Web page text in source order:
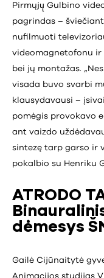
Pirmųjų̨ Gulbino
pagrindas –
nufilmuoti
videomagnetofonu ir
bei jų montažas.
visada buvo svarbi
klausydavausi –
pomėgis provokavo
ant vaizdo
sintezę tarp garso ir
pokalbio su Henriku
ATRODO
dėmesys
Gailė Cijūnaitytė
Animacijos studijas